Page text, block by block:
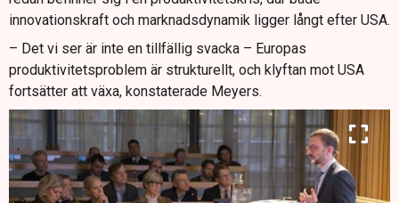
innovationskraft och marknadsdynamik ligger långt efter USA.
– Det vi ser är inte en tillfällig svacka – Europas
produktivitetsproblem är strukturellt, och klyftan mot USA
fortsätter att växa, konstaterade Meyers.